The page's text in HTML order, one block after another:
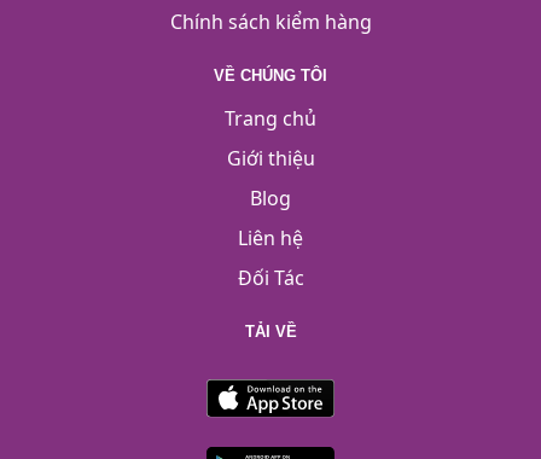
Chính sách kiểm hàng
VỀ CHÚNG TÔI
Trang chủ
Giới thiệu
Blog
Liên hệ
Đối Tác
TẢI VỀ